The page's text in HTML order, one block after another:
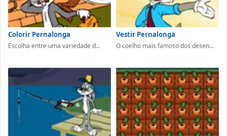
Colorir Pernalonga
Escolha entre uma variedade d...
Vestir Pernalonga
O coelho mais famoso dos desen...